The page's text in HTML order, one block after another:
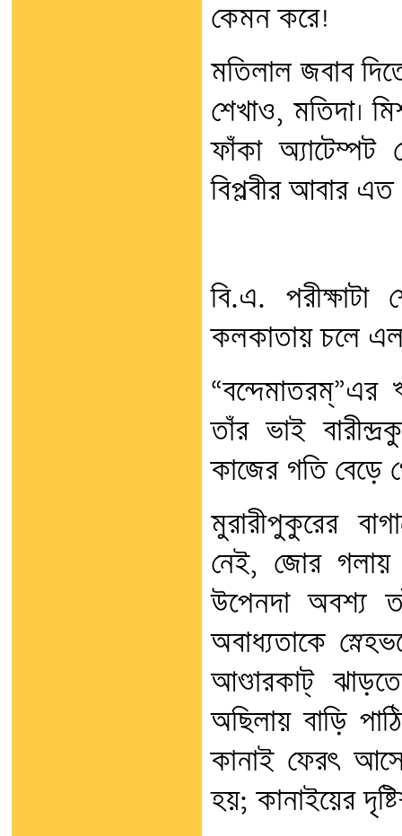
কেমন করে!
মতিলাল জবাব
শেখাও, মতিদা।
ফাঁকা অ্যাটেম্পট
বিপ্লবীর আবার এত
বি.এ.
কলকাতায় চলে এল
“বন্দেমাতরম্”এর
তাঁর ভাই
কাজের গতি বেড়ে
মুরারীপুকুরের
নেই, জোর গলায়
উপেনদা অবশ্য
অবাধ্যতাকে
আণ্ডারকাট্
অছিলায় বাড়ি
কানাই ফেরৎ
হয়; কানাইয়ের